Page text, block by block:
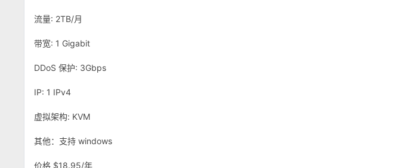
流量: 2TB/月
带宽: 1 Gigabit
DDoS 保护: 3Gbps
IP: 1 IPv4
虚拟架构: KVM
其他：支持 windows
价格 $18.95/年